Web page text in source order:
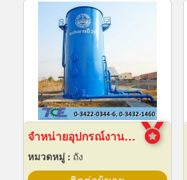
จำหน่ายอุปกรณ์งานระบบประปา
หมวดหมู่ : ถัง